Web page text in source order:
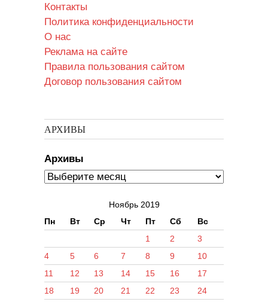
Контакты
Политика конфиденциальности
О нас
Реклама на сайте
Правила пользования сайтом
Договор пользования сайтом
АРХИВЫ
Архивы
Ноябрь 2019
Пн
Вт Ср Чт Пт Сб Вс
1 2
3
4
5 6 7 8 9
10
11
12 13 14 15 16
17
18
19 20 21 22 23
24